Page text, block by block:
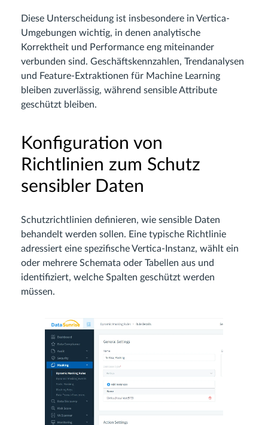
Diese Unterscheidung ist insbesondere in Vertica-
Umgebungen wichtig, in denen analytische
Korrektheit und Performance eng miteinander
verbunden sind. Geschäftskennzahlen, Trendanalysen
und Feature-Extraktionen für Machine Learning
bleiben zuverlässig, während sensible Attribute
geschützt bleiben.
Konfiguration von
Richtlinien zum Schutz
sensibler Daten
Schutzrichtlinien definieren, wie sensible Daten
behandelt werden sollen. Eine typische Richtlinie
adressiert eine spezifische Vertica-Instanz, wählt ein
oder mehrere Schemata oder Tabellen aus und
identifiziert, welche Spalten geschützt werden
müssen.